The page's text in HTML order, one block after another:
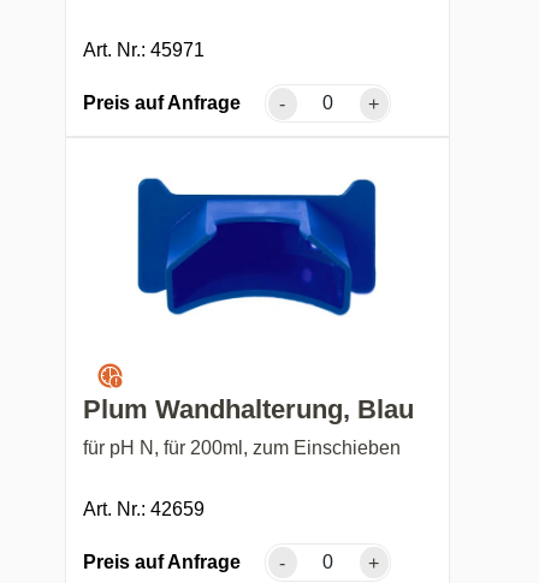
Art. Nr.: 45971
Preis auf Anfrage - +
Plum Wandhalterung, Blau
für pH N, für 200ml, zum Einschieben
Art. Nr.: 42659
Preis auf Anfrage - +